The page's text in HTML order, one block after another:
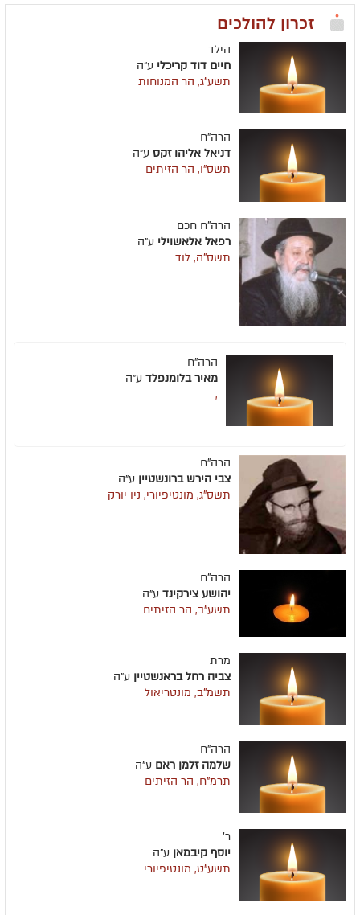
זכרון להולכים
הילד
חיים דוד קריכלי ע״ה
תשע"ג, הר המנוחות
הרה"ח
דניאל אליהו זקס ע״ה
תשס"ו, הר הזיתים
הרה"ח חכם
רפאל אלאשוילי ע״ה
תשס"ה, לוד
הרה"ח
מאיר בלומנפלד ע״ה
,
הרה"ח
צבי הירש ברונשטיין ע״ה
תשס"ג, מונטיפיורי, ניו יורק
הרה"ח
יהושע צירקינד ע״ה
תשע"ב, הר הזיתים
מרת
צביה רחל בראנשטיין ע״ה
תשמ"ב, מונטריאול
הרה"ח
שלמה זלמן ראם ע״ה
תרמ"ח, הר הזיתים
ר'
יוסף קיבמאן ע״ה
תשע"ט, מונטיפיורי